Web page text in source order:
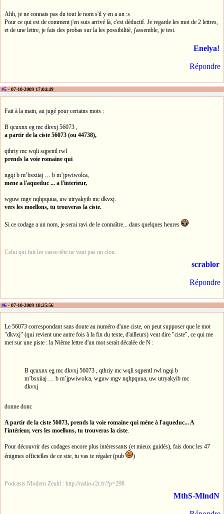
Ahh, je ne connais pas du tout le nom s'il y en a un :s
Pour ce qui est de comment j'en suis arrivé là, c'est déductif. Je regarde les mot de 2 lettres,
et de une lettre, je fais des probas sur la les possibilité, j'assemble, je test.
Enelya!
Répondre
#5 - 07-10-2009 17:04:49
Fait à la main, au jugé pour certains mots :
B qcuxnx eg mc dkvxj 56073 ,
a partir de la ciste 56073 (ou 44738),
qthriy mc wqli sqpentl rwl
prends la voie romaine qui
ngqi b m’bsxiiaj … b m’jpwiwolca,
mene a l'aqueduc ... a l'interieur,
wguw mgv nqhpquua, uw utryakyib mc dkvxj.
vers les moellons, tu trouveras la ciste.
Si ce codage a un nom, je serai ravi de le connaître... dans quelques heures
Celui qui fuit les casse-tête ne vaut pas un clou.
scrablor
Répondre
#6 - 07-10-2009 18:25:56
Le 56073 correspondant sans doute au numéro d'une ciste, on peut supposer que le mot
"dkvxj" (qui revient une autre fois à la fin du texte, d'ailleurs) veut dire "ciste", ce qui me
met sur une piste : la Nième lettre d'un mot serait décalée de N :
B qcuxnx eg mc dkvxj 56073 , qthriy mc wqli sqpentl rwl ngqi b
m’bsxiiaj … b m’jpwiwolca, wguw mgv nqhpquua, uw utryakyib mc
dkvxj
donne donc
A partir de la ciste 56073, prends la voie romaine qui mène à l'aqueduc... A
l'intérieur, vers les moellons, tu trouveras la ciste.
Pour découvrir des codages encore plus intéressants (et mieux guidés), fais donc les 47
énigmes officielles de ce site, tu vas te régaler (pub
)
Podcasts Modern Zeuhl : http://radio-r2r.fr/?p=298
MthS-MlndN